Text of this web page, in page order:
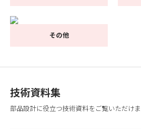
その他
技術資料集
部品設計に役立つ技術資料をご覧いただけま